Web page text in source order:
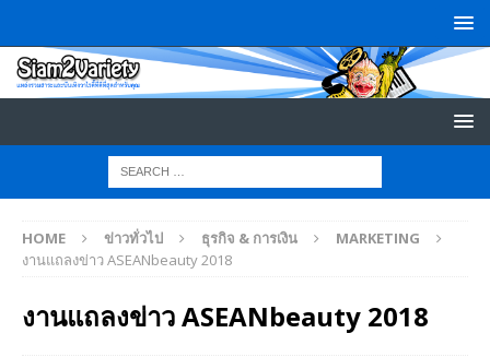
HOME ข่าวทั่วไป ธุรกิจ & การเงิน
MARKETING
งานแถลงข่าว ASEANbeauty 2018
งานแถลงข่าว ASEANbeauty 2018